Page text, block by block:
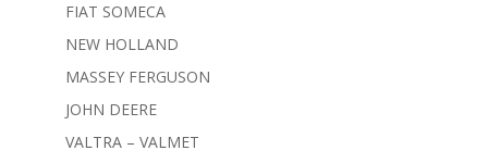
FIAT SOMECA
NEW HOLLAND
MASSEY FERGUSON
JOHN DEERE
VALTRA – VALMET